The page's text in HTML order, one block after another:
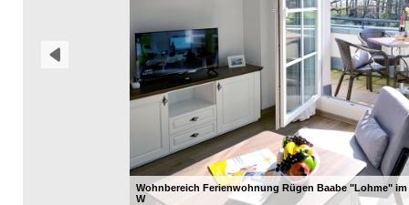
Wohnbereich Ferienwohnung Rügen Baabe "Lohme" im
W